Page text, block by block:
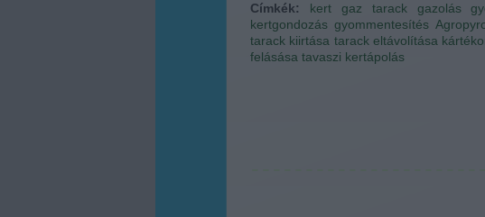
Címkék: kert gaz tarack gazolás
kertgondozás gyommentesítés
tarack kiirtása tarack eltávolítása
felásása tavaszi kertápolás